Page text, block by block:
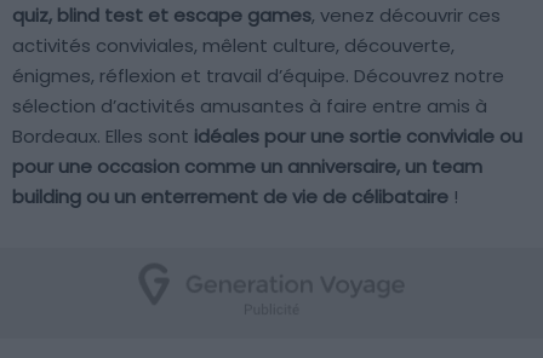
quiz, blind test et escape games, venez découvrir ces
activités conviviales, mêlent culture, découverte,
énigmes, réflexion et travail d’équipe. Découvrez notre
sélection d’activités amusantes à faire entre amis à
Bordeaux. Elles sont idéales pour une sortie conviviale ou
pour une occasion comme un anniversaire, un team
building ou un enterrement de vie de célibataire !